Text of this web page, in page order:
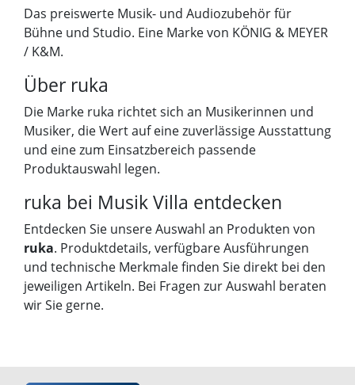
Das preiswerte Musik- und Audiozubehör für
Bühne und Studio. Eine Marke von KÖNIG & MEYER
/ K&M.
Über ruka
Die Marke ruka richtet sich an Musikerinnen und
Musiker, die Wert auf eine zuverlässige Ausstattung
und eine zum Einsatzbereich passende
Produktauswahl legen.
ruka bei Musik Villa entdecken
Entdecken Sie unsere Auswahl an Produkten von
ruka. Produktdetails, verfügbare Ausführungen
und technische Merkmale finden Sie direkt bei den
jeweiligen Artikeln. Bei Fragen zur Auswahl beraten
wir Sie gerne.